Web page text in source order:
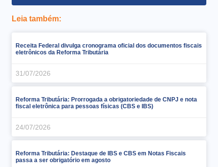
Leia também:
Receita Federal divulga cronograma oficial dos documentos fiscais
eletrônicos da Reforma Tributária
31/07/2026
Reforma Tributária: Prorrogada a obrigatoriedade de CNPJ e nota
fiscal eletrônica para pessoas físicas (CBS e IBS)
24/07/2026
Reforma Tributária: Destaque de IBS e CBS em Notas Fiscais
passa a ser obrigatório em agosto